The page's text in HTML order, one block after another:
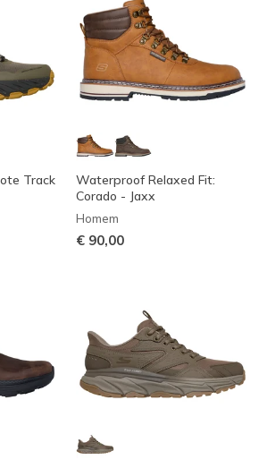
Track
Waterproof Relaxed Fit:
Corado - Jaxx
Homem
€ 90,00